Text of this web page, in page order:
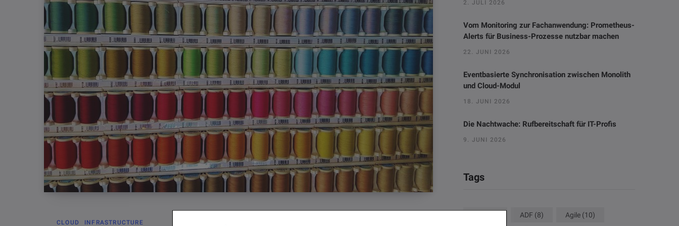
CLOUD INFRASTRUCTURE
2. JULI 2026
Vom Monitoring zur Fachanwendung: Prometheus-
Alerts für Business-Prozesse nutzbar machen
22. JUNI 2026
Eventbasierte Synchronisation zwischen Monolith
und Cloud-Modul
18. JUNI 2026
Die Nachtwache: Rufbereitschaft für IT-Profis
9. JUNI 2026
Tags
ADF (8) Agile (10)